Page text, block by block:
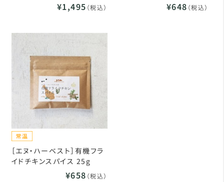
¥1,495 （税込） ¥648 （税込）
［エヌ・ハーベスト］有機フラ
イドチキンスパイス 25g
¥658 （税込）